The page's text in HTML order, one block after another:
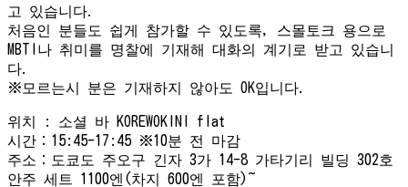
고 있습니다.
처음인 분들도 쉽게 참가할 수 있도록, 스몰토크 용으로
MBTI나 취미를 명찰에 기재해 대화의 계기로 받고 있습니
다.
※모르는시 분은 기재하지 않아도 OK입니다.
위치 : 소셜 바 KOREWOKINI flat
시간：15:45-17:45 ※10분 전 마감
주소：도쿄도 주오구 긴자 3가 14-8 가타기리 빌딩 302호
안주 세트 1100엔(차지 600엔 포함)~